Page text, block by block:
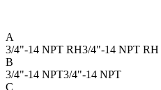
A
3/4"-14 NPT RH3/4"-14 NPT RH
B
3/4"-14 NPT3/4"-14 NPT
C